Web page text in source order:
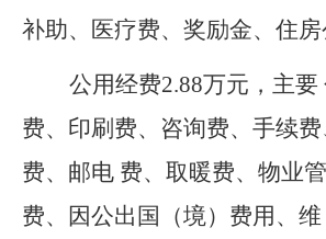
补助、医疗费、奖励金、住房
公用经费2.88万元，主要
费、印刷费、咨询费、手续
费、邮电 费、取暖费、物业
费、因公出国（境）费用、维